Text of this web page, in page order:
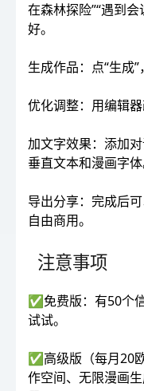
在森林探险”“遇到
好。
生成作品：点“生成
优化调整：用编辑
加文字效果：添加
垂直文本和漫画字体
导出分享：完成后
自由商用。
注意事项
✅免费版：有50个
试试。
✅高级版（每月20
作空间、无限漫画